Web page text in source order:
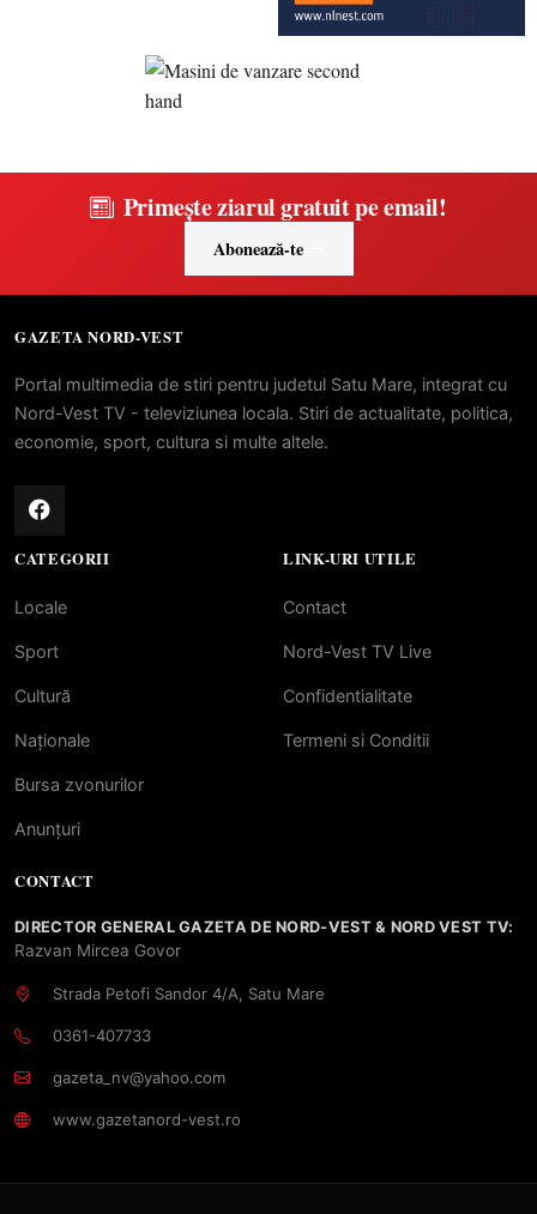
Primește ziarul gratuit pe email!
Abonează-te
GAZETA NORD-VEST
Portal multimedia de stiri pentru judetul Satu Mare, integrat cu
Nord-Vest TV - televiziunea locala. Stiri de actualitate, politica,
economie, sport, cultura si multe altele.
CATEGORII
Locale
Sport
Cultură
Naționale
Bursa zvonurilor
Anunțuri
LINK-URI UTILE
Contact
Nord-Vest TV Live
Confidentialitate
Termeni si Conditii
CONTACT
DIRECTOR GENERAL GAZETA DE NORD-VEST & NORD VEST TV:
Razvan Mircea Govor
Strada Petofi Sandor 4/A, Satu Mare
0361-407733
gazeta_nv@yahoo.com
www.gazetanord-vest.ro